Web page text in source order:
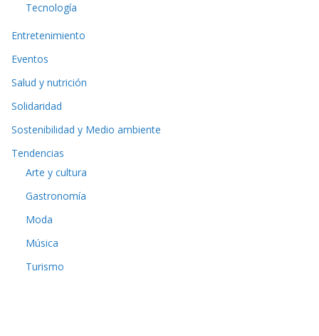
Tecnología
Entretenimiento
Eventos
Salud y nutrición
Solidaridad
Sostenibilidad y Medio ambiente
Tendencias
Arte y cultura
Gastronomía
Moda
Música
Turismo